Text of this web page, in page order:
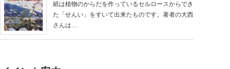
紙は植物のからだを作っているセルロースからでき
た「せんい」をすいて出来たものです。著者の大西
さんは…